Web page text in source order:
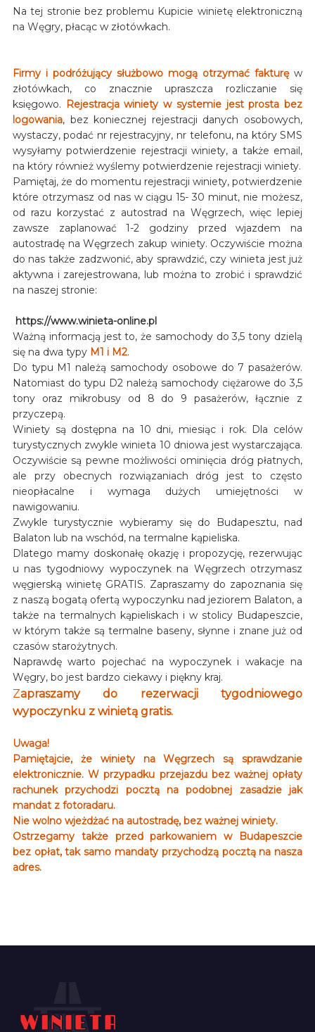
Na tej stronie bez problemu Kupicie winietę elektroniczną
na Węgry, płacąc w złotówkach.
Firmy i podróżujący służbowo mogą otrzymać fakturęw
złotówkach, co znacznie upraszcza rozliczanie się
księgowo. Rejestracja winiety w systemie jest prosta bez
logowania, bez koniecznej rejestracji danych osobowych,
wystaczy, podać nr rejestracyjny, nr telefonu, na który SMS
wysyłamy potwierdzenie rejestracji winiety, a także email,
na który również wyślemy potwierdzenie rejestracji winiety.
Pamiętaj, że do momentu rejestracji winiety, potwierdzenie
które otrzymasz od nas w ciągu 15- 30 minut, nie możesz,
od razu korzystać z autostrad na Węgrzech, więc lepiej
zawsze zaplanować 1-2 godziny przed wjazdem na
autostradę na Węgrzech zakup winiety. Oczywiście można
do nas także zadzwonić, aby sprawdzić, czy winieta jest już
aktywna i zarejestrowana, lub można to zrobić i sprawdzić
na naszej stronie:
https://www.winieta-online.pl
Ważną informacją jest to, że samochody do 3,5 tony dzielą
się na dwa typy M1 i M2.
Do typu M1 należą samochody osobowe do 7 pasażerów.
Natomiast do typu D2 należą samochody ciężarowe do 3,5
tony oraz mikrobusy od 8 do 9 pasażerów, łącznie z
przyczepą.
Winiety są dostępna na 10 dni, miesiąc i rok. Dla celów
turystycznych zwykle winieta 10 dniowa jest wystarczająca.
Oczywiście są pewne możliwości ominięcia dróg płatnych,
ale przy obecnych rozwiązaniach dróg jest to często
nieopłacalne i wymaga dużych umiejętności w
nawigowaniu.
Zwykle turystycznie wybieramy się do Budapesztu, nad
Balaton lub na wschód, na termalne kąpieliska.
Dlatego mamy doskonałę okazję i propozycję, rezerwując
u nas tygodniowy wypoczynek na Węgrzech otrzymasz
węgierską winietę GRATIS. Zapraszamy do zapoznania się
z naszą bogatą ofertą wypoczynku nad jeziorem Balaton, a
także na termalnych kąpieliskach i w stolicy Budapeszcie,
w którym także są termalne baseny, słynne i znane już od
czasów starożytnych.
Naprawdę warto pojechać na wypoczynek i wakacje na
Węgry, bo jest bardzo ciekawy i piękny kraj.
Zapraszamy do rezerwacji tygodniowego
wypoczynku z winietą gratis.
Uwaga!
Pamiętajcie, że winiety na Węgrzech są sprawdzanie
elektronicznie. W przypadku przejazdu bez ważnej opłaty
rachunek przychodzi pocztą na podobnej zasadzie jak
mandat z fotoradaru.
Nie wolno wjeżdżać na autostradę, bez ważnej winiety.
Ostrzegamy także przed parkowaniem w Budapeszcie
bez opłat, tak samo mandaty przychodzą pocztą na nasza
adres.